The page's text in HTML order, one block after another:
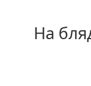
На